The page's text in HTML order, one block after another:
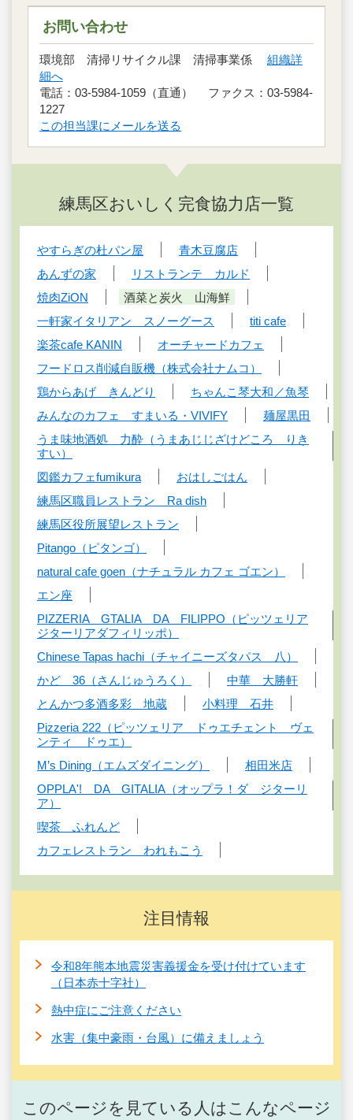
お問い合わせ
環境部 清掃リサイクル課 清掃事業係 組織詳
細へ
電話：03-5984-1059（直通） ファクス：03-5984-
1227
この担当課にメールを送る
練馬区おいしく完食協力店一覧
やすらぎの杜パン屋
青木豆腐店
あんずの家
リストランテ カルド
焼肉ZiON
酒菜と炭火 山海鮮
一軒家イタリアン スノーグース
titi cafe
楽茶cafe KANIN
オーチャードカフェ
フードロス削減自販機（株式会社ナムコ）
鶏からあげ きんどり
ちゃんこ琴大和／魚琴
みんなのカフェ すまいる・VIVIFY
麺屋黒田
うま味地酒処 力酔（うまあじじざけどころ りき
すい）
図鑑カフェfumikura
おはしごはん
練馬区職員レストラン Ra dish
練馬区役所展望レストラン
Pitango（ピタンゴ）
natural cafe goen（ナチュラル カフェ ゴエン）
エン座
PIZZERIA GTALIA DA FILIPPO（ピッツェリア
ジターリアダフィリッポ）
Chinese Tapas hachi（チャイニーズタパス 八）
かど 36（さんじゅうろく）
中華 大勝軒
とんかつ多酒多彩 地蔵
小料理 石井
Pizzeria 222（ピッツェリア ドゥエチェント ヴェ
ンティ ドゥエ）
M’s Dining（エムズダイニング）
相田米店
OPPLA'! DA GITALIA（オップラ！ダ ジターリ
ア）
喫茶 ふれんど
カフェレストラン われもこう
注目情報
令和8年熊本地震災害義援金を受け付けています
（日本赤十字社）
熱中症にご注意ください
水害（集中豪雨・台風）に備えましょう
このページを見ている人はこんなページ